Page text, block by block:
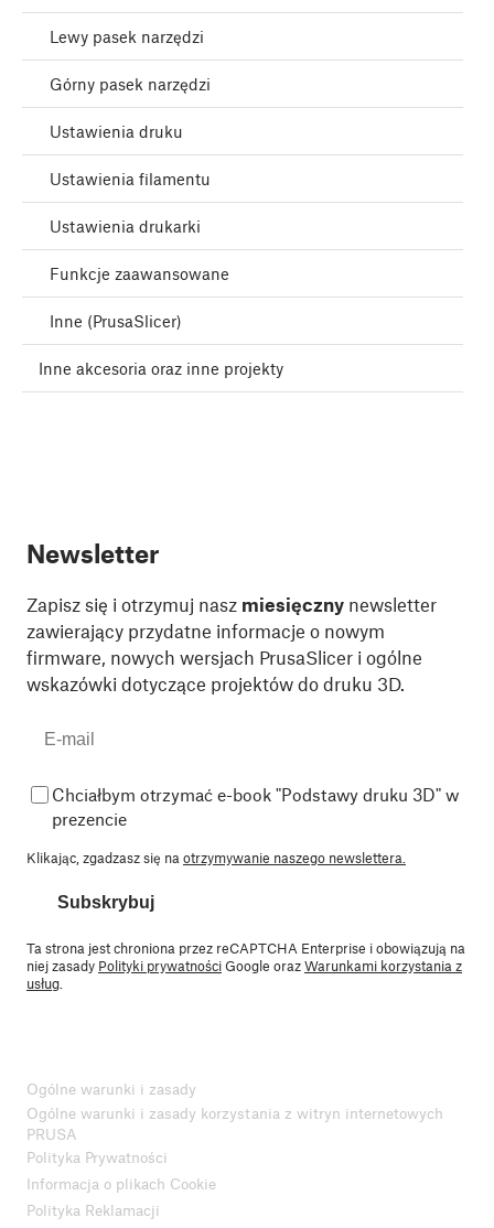
Lewy pasek narzędzi
Górny pasek narzędzi
Ustawienia druku
Ustawienia filamentu
Ustawienia drukarki
Funkcje zaawansowane
Inne (PrusaSlicer)
Inne akcesoria oraz inne projekty
Newsletter
Zapisz się i otrzymuj nasz miesięczny newsletter
zawierający przydatne informacje o nowym
firmware, nowych wersjach PrusaSlicer i ogólne
wskazówki dotyczące projektów do druku 3D.
Chciałbym otrzymać e-book "Podstawy druku 3D" w
prezencie
Klikając, zgadzasz się na otrzymywanie naszego newslettera.
Subskrybuj
Ta strona jest chroniona przez reCAPTCHA Enterprise i obowiązują na
niej zasady Polityki prywatnościGoogle orazWarunkami korzystania z
usług
Ogólne warunki i zasady
Ogólne warunki i zasady korzystania z witryn internetowych
PRUSA
Polityka Prywatności
Informacja o plikach Cookie
Polityka Reklamacji